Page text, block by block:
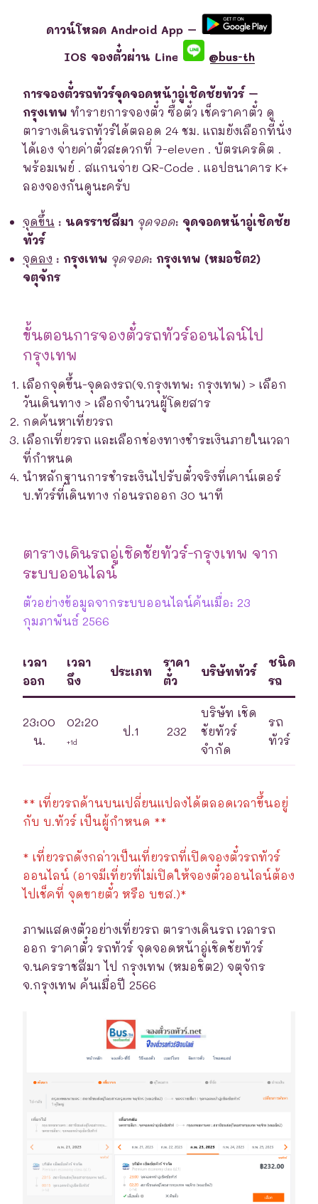
ดาวน์โหลด Android App –
IOS จองตั๋วผ่าน Line
@bus-th
การจองตั๋วรถทัวร์จุดจอดหน้าอู่เชิดชัยทัวร์ –
กรุงเทพ ทำรายการจองตั๋ว ซื้อตั๋ว เช็คราคาตั๋ว ดู
ตารางเดินรถทัวร์ได้ตลอด 24 ชม. แถมยังเลือกที่นั่ง
ได้เอง จ่ายค่าตั๋วสะดวกที่ 7-eleven . บัตรเครดิต .
พร้อมเพย์ . สแกนจ่าย QR-Code . แอปธนาคาร K+
ลองจองกันดูนะครับ
จุดขึ้น : นครราชสีมา จุดจอด: จุดจอดหน้าอู่เชิดชัย
ทัวร์
จุดลง : กรุงเทพ จุดจอด: กรุงเทพ (หมอชิต2)
จตุจักร
ขั้นตอนการจองตั๋วรถทัวร์ออนไลน์ไป
กรุงเทพ
เลือกจุดขึ้น-จุดลงรถ(จ.กรุงเทพ: กรุงเทพ) > เลือก
วันเดินทาง > เลือกจำนวนผู้โดยสาร
กดค้นหาเที่ยวรถ
เลือกเที่ยวรถ และเลือกช่องทางชำระเงินภายในเวลา
ที่กำหนด
นำหลักฐานการชำระเงินไปรับตั๋วจริงที่เคาน์เตอร์
บ.ทัวร์ที่เดินทาง ก่อนรถออก 30 นาที
ตารางเดินรถอู่เชิดชัยทัวร์-กรุงเทพ จาก
ระบบออนไลน์
ตัวอย่างข้อมูลจากระบบออนไลน์ค้นเมื่อ: 23
กุมภาพันธ์ 2566
เวลา
ออก
เวลา
ถึง
ประเภท
ราคา
ตั๋ว
บริษัททัวร์
ชนิด
รถ
23:00
น.
02:20
+1d
ป.1 232
บริษัท เชิด
ชัยทัวร์
จำกัด
รถ
ทัวร์
** เที่ยวรถด้านบนเปลี่ยนแปลงได้ตลอดเวลาขึ้นอยู่
กับ บ.ทัวร์ เป็นผู้กำหนด **
* เที่ยวรถดังกล่าวเป็นเที่ยวรถที่เปิดจองตั๋วรถทัวร์
ออนไลน์ (อาจมีเที่ยวที่ไม่เปิดให้จองตั๋วออนไลน์ต้อง
ไปเช็คที่ จุดขายตั๋ว หรือ บขส.)*
ภาพแสดงตัวอย่างเที่ยวรถ ตารางเดินรถ เวลารถ
ออก ราคาตั๋ว รถทัวร์ จุดจอดหน้าอู่เชิดชัยทัวร์
จ.นครราชสีมา ไป กรุงเทพ (หมอชิต2) จตุจักร
จ.กรุงเทพ ค้นเมื่อปี 2566